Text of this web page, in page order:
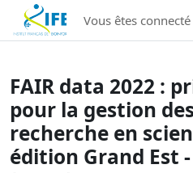
Institut Français de
Passer au contenu principal
Vous êtes
FAIR data 2022 :
pour la gestion
recherche en
édition Grand Est -